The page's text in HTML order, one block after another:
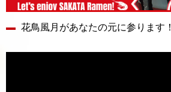
花鳥風月があなたの元に参ります！